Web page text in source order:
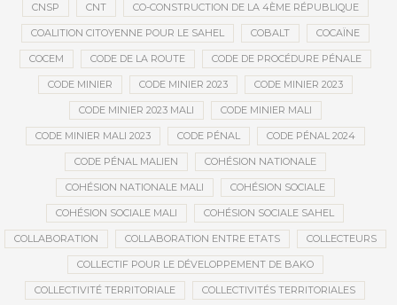
CNSP CNT CO-CONSTRUCTION DE LA 4ÈME RÉPUBLIQUE
COALITION CITOYENNE POUR LE SAHEL COBALT COCAÏNE
COCEM CODE DE LA ROUTE CODE DE PROCÉDURE PÉNALE
CODE MINIER CODE MINIER 2023 CODE MINIER 2023
CODE MINIER 2023 MALI CODE MINIER MALI
CODE MINIER MALI 2023 CODE PÉNAL CODE PÉNAL 2024
CODE PÉNAL MALIEN COHÉSION NATIONALE
COHÉSION NATIONALE MALI COHÉSION SOCIALE
COHÉSION SOCIALE MALI COHÉSION SOCIALE SAHEL
COLLABORATION COLLABORATION ENTRE ETATS COLLECTEURS
COLLECTIF POUR LE DÉVELOPPEMENT DE BAKO
COLLECTIVITÉ TERRITORIALE COLLECTIVITÉS TERRITORIALES